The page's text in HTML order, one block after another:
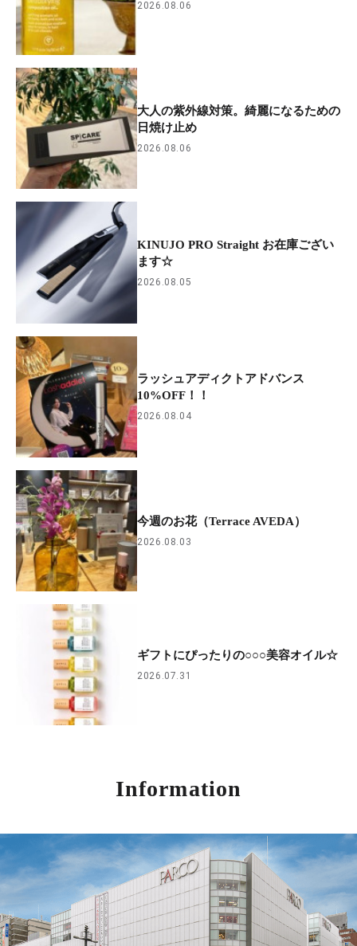
2026.08.06
大人の紫外線対策。綺麗になるための
日焼け止め
2026.08.06
KINUJO PRO Straight お在庫ござい
ます☆
2026.08.05
ラッシュアディクトアドバンス
10%OFF！！
2026.08.04
今週のお花（Terrace AVEDA）
2026.08.03
ギフトにぴったりの○○○美容オイル☆
2026.07.31
Information